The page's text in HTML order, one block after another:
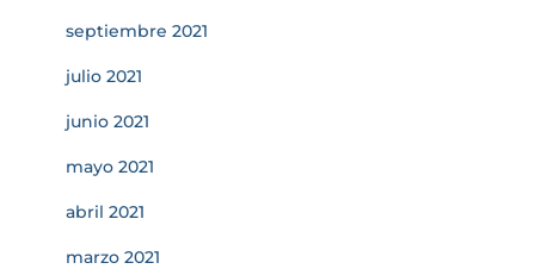
septiembre 2021
julio 2021
junio 2021
mayo 2021
abril 2021
marzo 2021